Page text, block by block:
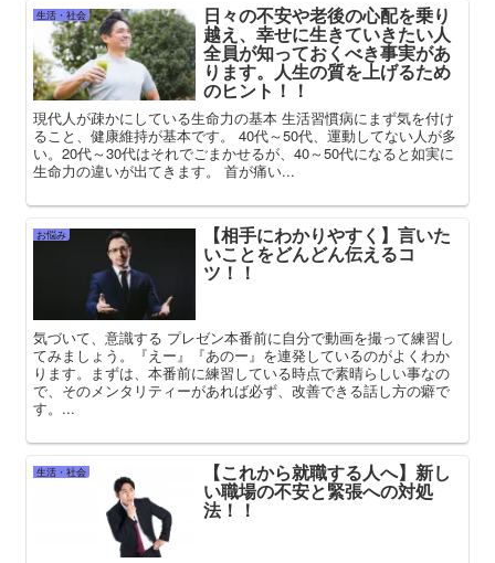
生活・社会 日々の不安や老後の心配を乗り
越え、幸せに生きていきたい人
全員が知っておくべき事実があ
ります。人生の質を上げるため
のヒント！！
現代人が疎かにしている生命力の基本 生活習慣病にまず気を付け
ること、健康維持が基本です。 40代～50代、運動してない人が多
い。20代～30代はそれでごまかせるが、40～50代になると如実に
生命力の違いが出てきます。 首が痛い...
お悩み 【相手にわかりやすく】言いた
いことをどんどん伝えるコ
ツ！！
気づいて、意識する プレゼン本番前に自分で動画を撮って練習し
てみましょう。『えー』『あのー』を連発しているのがよくわか
ります。まずは、本番前に練習している時点で素晴らしい事なの
で、そのメンタリティーがあれば必ず、改善できる話し方の癖で
す。...
生活・社会 【これから就職する人へ】新し
い職場の不安と緊張への対処
法！！